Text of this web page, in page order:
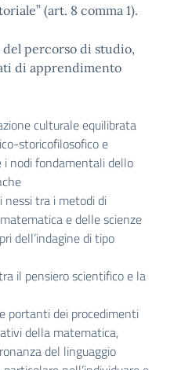
(art. 8 comma 1).
percorso di studio,
di apprendimento
culturale equilibrata
storicofilosofico e
i nodi fondamentali dello
nessi tra i metodi di
e delle scienze
dell’indagine di tipo
il pensiero scientifico e la
portanti dei procedimenti
della matematica,
del linguaggio